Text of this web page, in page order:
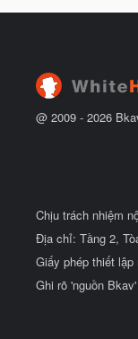
@ 2009 - 2026
Chịu trách nhiệm
Địa chỉ: Tầng 2,
Giấy phép thiết
Ghi rõ 'nguồn